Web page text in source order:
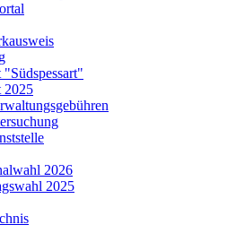
2025
2026
2025